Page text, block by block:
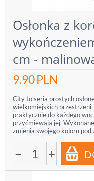
Osłonka z
cm -
9.90PLN
City to seria prostych
wielkomiejskich przestrzeni.
praktycznie do każdego
przyćmiewają jej.
zmienia swojego koloru
− +